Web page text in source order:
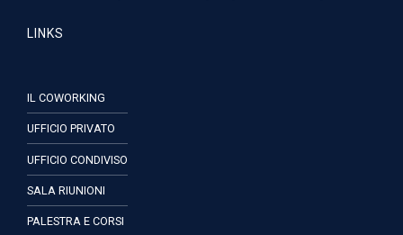
LINKS
IL COWORKING
UFFICIO PRIVATO
UFFICIO CONDIVISO
SALA RIUNIONI
PALESTRA E CORSI